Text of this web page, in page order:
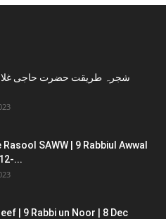
شجرہ طریقت حضرت حاجی
SAWW | 9 Rabbiul Awwal
...
| 9 Rabbi un Noor | 8 Dec